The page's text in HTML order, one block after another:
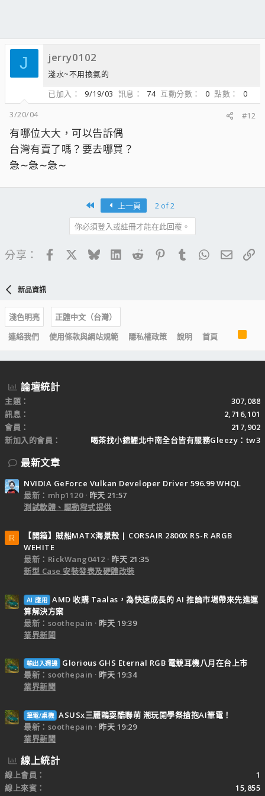
J jerry0102
淺水~不用換氣的
已加入
9/19/03 訊息 74 互動分數 0 點數
0
3/20/04
#12
有哪位大大，可以告訴偶
台灣有賣了嗎？要去哪買？
急∼急∼急∼
上一頁
2 of 2
你必須登入或註冊才能在此回覆。
分享： FacebookBlueskyLinkedIn
Reddit PinterestTumblrWhatsApp
電子
新品資訊
淺色明亮
正體中文（台灣）
連絡我們
使用條款與網站規範 隱私權政策 說明 首頁
R
S
S
論壇統計
主題
307,088
訊息
2,716,101
會員
217,902
新加入的會員
喝茶找小錦鯉北中南全台皆有服務Gleezy：tw3
最新文章
NVIDIA GeForce Vulkan Developer Driver 596.99 WHQL
最新：mhp1120
昨天 21:57
測試軟體、驅動程式提供
R
【開箱】賊船MATX海景殼 | CORSAIR 2800X RS-R ARGB
WEHITE
最新：RickWang0412
昨天 21:35
新型 Case 安裝發表及硬體改裝
AI 應用 AMD 收購 Taalas，為快速成長的 AI 推論市場帶來先進運
算解決方案
最新：soothepain
昨天 19:39
業界新聞
輸出入週邊
Glorious GHS Eternal RGB 電競耳機八月在台上市
最新：soothepain
昨天 19:34
業界新聞
筆電/桌機 ASUSx三麗鷗耍酷聯萌 潮玩開學祭搶抱AI筆電！
最新：soothepain
昨天 19:29
業界新聞
線上統計
線上會員
1
線上來賓
15,855